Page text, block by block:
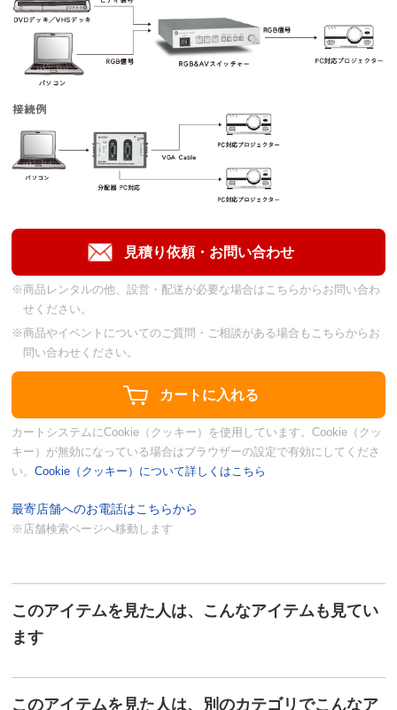
※商品レンタルの他、設営・配送が必要な場合はこちらからお問い合わ
せください。
※商品やイベントについてのご質問・ご相談がある場合もこちらからお
問い合わせください。
カートシステムにCookie（クッキー）を使用しています。Cookie（クッ
キー）が無効になっている場合はブラウザーの設定で有効にしてくださ
い。Cookie（クッキー）について詳しくはこちら
最寄店舗へのお電話はこちらから
※店舗検索ページへ移動します
このアイテムを見た人は、こんなアイテムも見てい
ます
このアイテムを見た人は、別のカテゴリでこんなア